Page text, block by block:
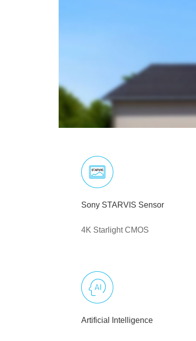
Sony STARVIS Sensor
4K Starlight CMOS
Artificial Intelligence